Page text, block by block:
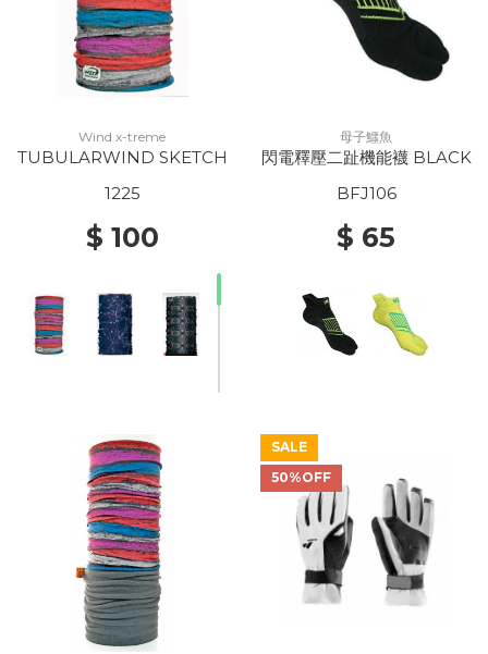
Wind x-treme
TUBULARWIND SKETCH
1225
$ 100
母子鱷魚
閃電釋壓二趾機能襪 BLACK
BFJ106
$ 65
SALE
50%OFF